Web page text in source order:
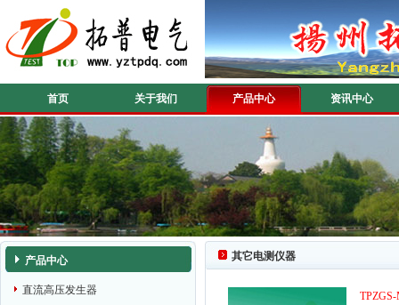
首页 关于我们 产品中心 资讯中心
产品中心
直流高压发生器
其它电测仪器